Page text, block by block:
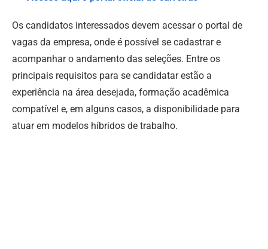
Os candidatos interessados devem acessar o portal de
vagas da empresa, onde é possível se cadastrar e
acompanhar o andamento das seleções. Entre os
principais requisitos para se candidatar estão a
experiência na área desejada, formação acadêmica
compatível e, em alguns casos, a disponibilidade para
atuar em modelos híbridos de trabalho.